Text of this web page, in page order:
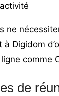
ne
à Digidom
comme
de